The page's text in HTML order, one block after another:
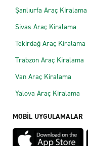
Şanlıurfa Araç Kiralama
Sivas Araç Kiralama
Tekirdağ Araç Kiralama
Trabzon Araç Kiralama
Van Araç Kiralama
Yalova Araç Kiralama
MOBİL UYGULAMALAR